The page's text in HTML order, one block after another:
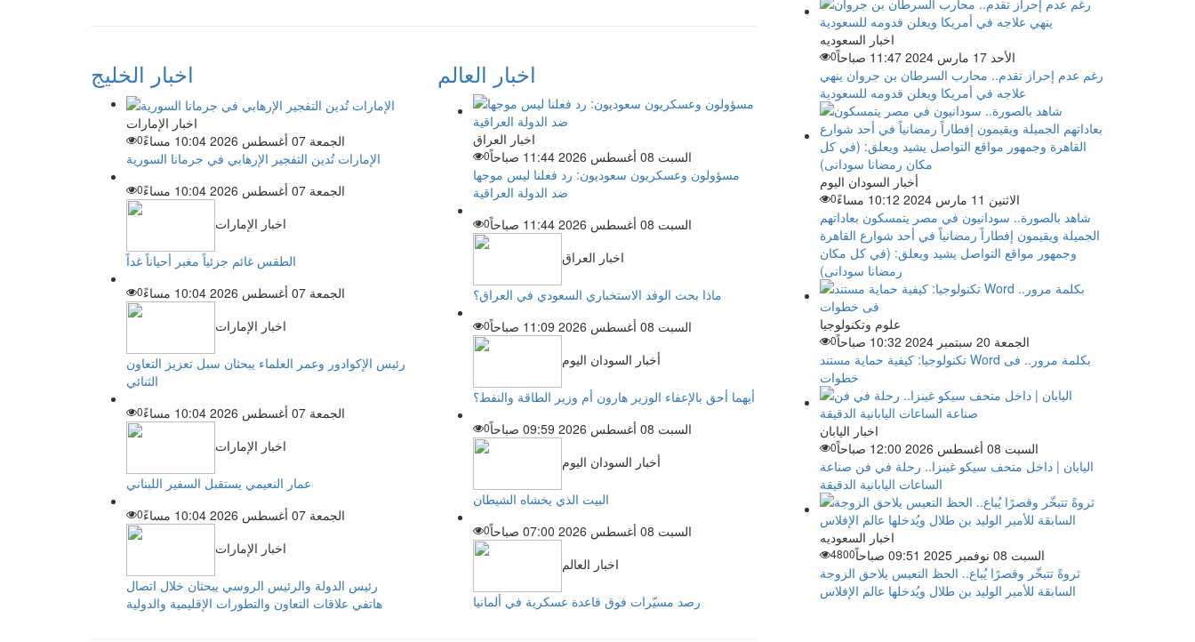
اخبار الخليج
اخبار الإمارات
الجمعة 07 أغسطس 2026 10:04 مساءً
0
الإمارات تُدين التفجير الإرهابي في جرمانا السورية
الجمعة 07 أغسطس 2026 10:04 مساءً
0
اخبار الإمارات
الطقس غائم جزئياً مغبر أحياناً غداً
الجمعة 07 أغسطس 2026 10:04 مساءً
0
اخبار الإمارات
رئيس الإكوادور وعمر العلماء يبحثان سبل تعزيز التعاون
الثنائي
الجمعة 07 أغسطس 2026 10:04 مساءً
0
اخبار الإمارات
عمار النعيمي يستقبل السفير اللبناني
الجمعة 07 أغسطس 2026 10:04 مساءً
0
اخبار الإمارات
رئيس الدولة والرئيس الروسي يبحثان خلال اتصال
هاتفي علاقات التعاون والتطورات الإقليمية والدولية
اخبار العالم
اخبار العراق
السبت 08 أغسطس 2026 11:44 صباحاً
0
مسؤولون وعسكريون سعوديون: رد فعلنا ليس موجها
ضد الدولة العراقية
السبت 08 أغسطس 2026 11:44 صباحاً
0
اخبار العراق
ماذا بحث الوفد الاستخباري السعودي في العراق؟
السبت 08 أغسطس 2026 11:09 صباحاً
0
أخبار السودان اليوم
أيهما أحق بالإعفاء الوزير هارون أم وزير الطاقة والنفط؟
السبت 08 أغسطس 2026 09:59 صباحاً
0
أخبار السودان اليوم
البيت الذي يخشاه الشيطان
السبت 08 أغسطس 2026 07:00 صباحاً
0
اخبار العالم
رصد مسيّرات فوق قاعدة عسكرية في ألمانيا
اخبار السعوديه
الأحد 17 مارس 2024 11:47 صباحاً
0
رغم عدم إحراز تقدم.. محارب السرطان بن جروان ينهي
علاجه في أمريكا ويعلن قدومه للسعودية
أخبار السودان اليوم
الاثنين 11 مارس 2024 10:12 مساءً
0
شاهد بالصورة.. سودانيون في مصر يتمسكون بعاداتهم
الجميلة ويقيمون إفطاراً رمضانياً في أحد شوارع القاهرة
وجمهور مواقع التواصل يشيد ويعلق: (في كل مكان
رمضانا سودانى)
علوم وتكنولوجيا
الجمعة 20 سبتمبر 2024 10:32 صباحاً
0
تكنولوجيا: كيفية حماية مستند Word بكلمة مرور.. فى
خطوات
اخبار اليابان
السبت 08 أغسطس 2026 12:00 صباحاً
0
اليابان | داخل متحف سيكو غينزا.. رحلة في فن صناعة
الساعات اليابانية الدقيقة
اخبار السعوديه
السبت 08 نوفمبر 2025 09:51 صباحاً
4800
ثروةً تتبخّر وقصرًا يُباع.. الحظ التعيس يلاحق الزوجة
السابقة للأمير الوليد بن طلال ويُدخلها عالم الإفلاس